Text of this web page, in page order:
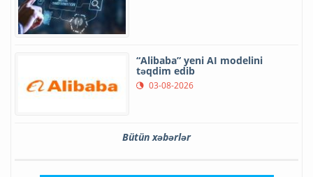
“Alibaba” yeni AI modelini
təqdim edib
03-08-2026
Bütün xəbərlər